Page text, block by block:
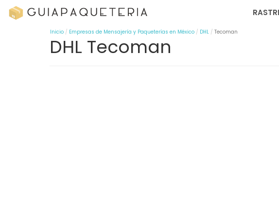
Inicio Empresas de Mensajería y Paqueterías en México DHL Tecoman
DHL Tecoman